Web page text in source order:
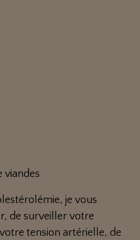
viandes
je vous
de surveiller votre
tension artérielle, de